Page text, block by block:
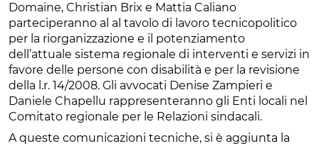
Domaine, Christian Brix e Mattia Caliano
parteciperanno al al tavolo di lavoro tecnicopolitico
per la riorganizzazione e il potenziamento
dell’attuale sistema regionale di interventi e servizi in
favore delle persone con disabilità e per la revisione
della l.r. 14/2008. Gli avvocati Denise Zampieri e
Daniele Chapellu rappresenteranno gli Enti locali nel
Comitato regionale per le Relazioni sindacali.
A queste comunicazioni tecniche, si è aggiunta la